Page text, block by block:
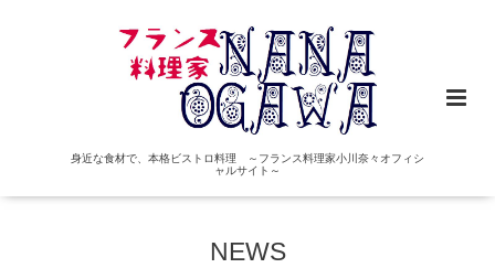
身近な食材で、本格ビストロ料理 ～フランス料理家小川奈々オフィシ
ャルサイト～
NEWS